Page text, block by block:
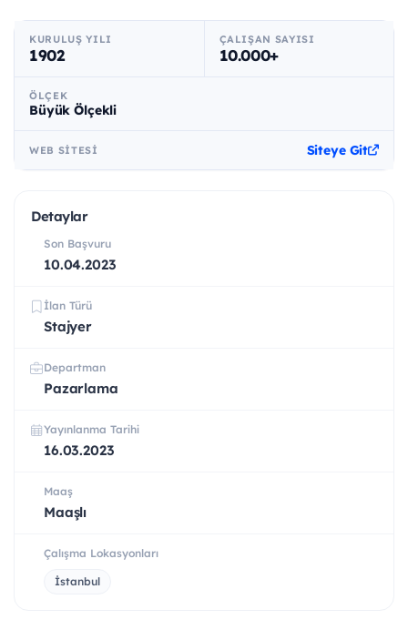
KURULUŞ YILI
1902
ÇALIŞAN SAYISI
10.000+
ÖLÇEK
Büyük Ölçekli
WEB SITESI Siteye Git
Detaylar
Son Başvuru
10.04.2023
İlan Türü
Stajyer
Departman
Pazarlama
Yayınlanma Tarihi
16.03.2023
Maaş
Maaşlı
Çalışma Lokasyonları
İstanbul